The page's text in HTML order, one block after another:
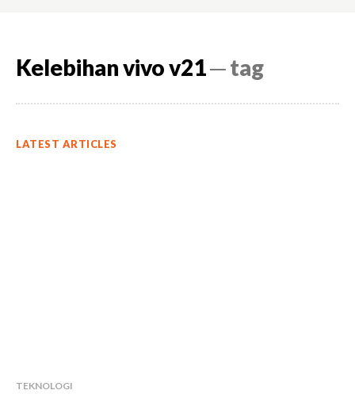
Kelebihan vivo v21─ tag
LATEST ARTICLES
TEKNOLOGI